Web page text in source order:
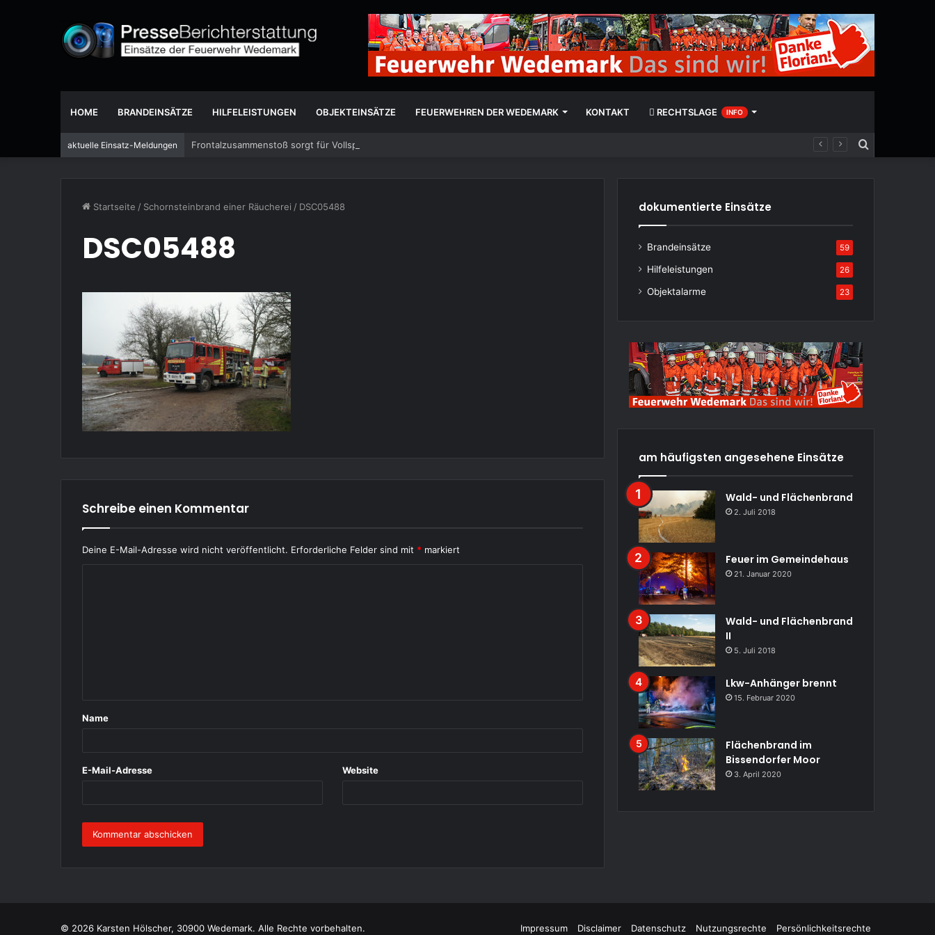
HOME BRANDEINSÄTZE HILFELEISTUNGEN OBJEKTEINSÄTZE FEUERWEHREN DER WEDEMARK KONTAKT RECHTSLAGE INFO
aktuelle Einsatz-Meldungen Frontalzusammenstoß sorgt für Vollsperrung
Suchen
Startseite / Schornsteinbrand einer Räucherei / DSC05488
DSC05488
Schreibe einen Kommentar
Deine E-Mail-Adresse wird nicht veröffentlicht. Erforderliche Felder sind mit * markiert
a
Name
E-Mail-Adresse Website
dokumentierte Einsätze
Brandeinsätze 59
Hilfeleistungen 26
Objektalarme 23
am häufigsten angesehene Einsätze
Wald- und Flächenbrand
2. Juli 2018
Feuer im Gemeindehaus
21. Januar 2020
Wald- und Flächenbrand
II
5. Juli 2018
Lkw-Anhänger brennt
15. Februar 2020
Flächenbrand im
Bissendorfer Moor
3. April 2020
© 2026 Karsten Hölscher, 30900 Wedemark. Alle Rechte vorbehalten. Impressum Disclaimer Datenschutz Nutzungsrechte Persönlichkeitsrechte